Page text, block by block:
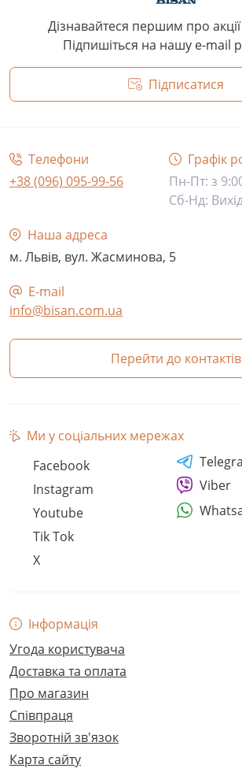
Дізнавайтеся першим про
Підпишіться на нашу e-mail
Підписатися
Політика конфіденційності
Телефони
+38 (096) 095-99-56
Графік
Пн-Пт: з
Сб-Нд:
Наша адреса
м. Львів, вул. Жасминова, 5
E-mail
info@bisan.com.ua
Перейти до контактів
Інформація
Угода користувача
Доставка та оплата
Про магазин
Співпраця
Зворотній зв'язок
Карта сайту
Ми у соціальних мережах
Facebook
Instagram
Youtube
Tik Tok
X
Viber